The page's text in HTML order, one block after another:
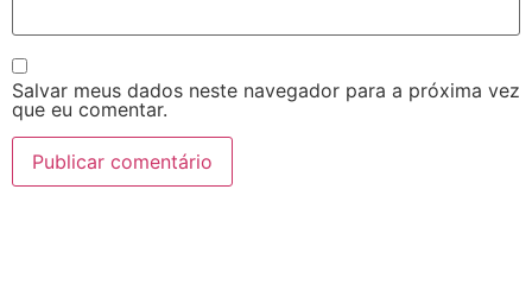
Salvar meus dados neste navegador para a próxima vez
que eu comentar.